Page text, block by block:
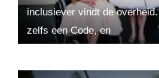
inclusiever vindt de
zelfs een Code, en